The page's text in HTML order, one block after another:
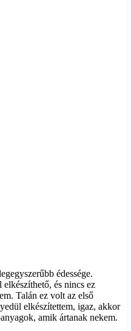
édessége.
elkészíthető, és nincs ez
Talán ez volt az első
elkészítettem, igaz, akkor
amik ártanak nekem.